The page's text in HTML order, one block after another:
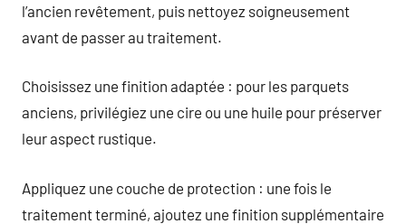
l’ancien revêtement, puis nettoyez soigneusement
avant de passer au traitement.
Choisissez une finition adaptée : pour les parquets
anciens, privilégiez une cire ou une huile pour préserver
leur aspect rustique.
Appliquez une couche de protection : une fois le
traitement terminé, ajoutez une finition supplémentaire